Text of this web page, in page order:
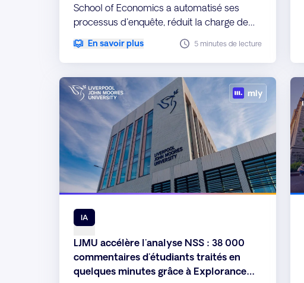
School of Economics a automatisé ses
processus d'enquête, réduit la charge de
travail manuelle et obtenu des informations
en temps quasi réel.
En savoir plus 5 minutes de lecture
IA
LJMU accélère l'analyse NSS : 38 000
commentaires d'étudiants traités en
quelques minutes grâce à Explorance